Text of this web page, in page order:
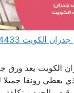
الكويت يعد ورق
يعطي رونقا